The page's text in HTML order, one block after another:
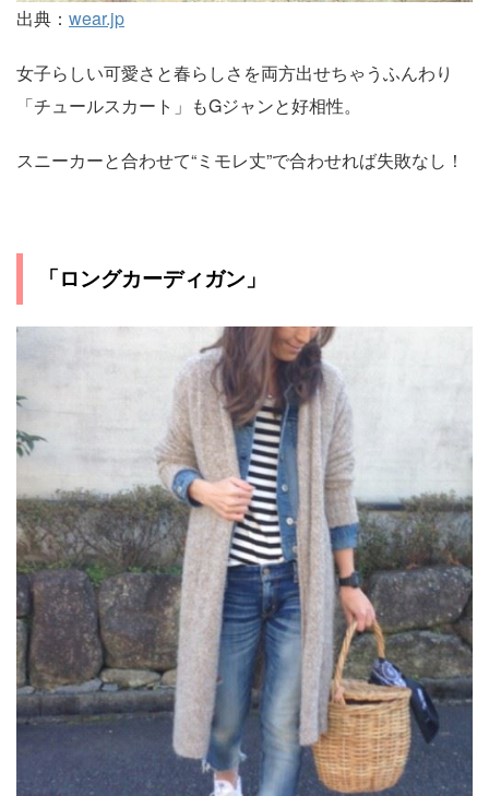
出典： wear.jp
女子らしい可愛さと春らしさを両方出せちゃうふんわり
「チュールスカート」もGジャンと好相性。
スニーカーと合わせて“ミモレ丈”で合わせれば失敗なし！
「ロングカーディガン」